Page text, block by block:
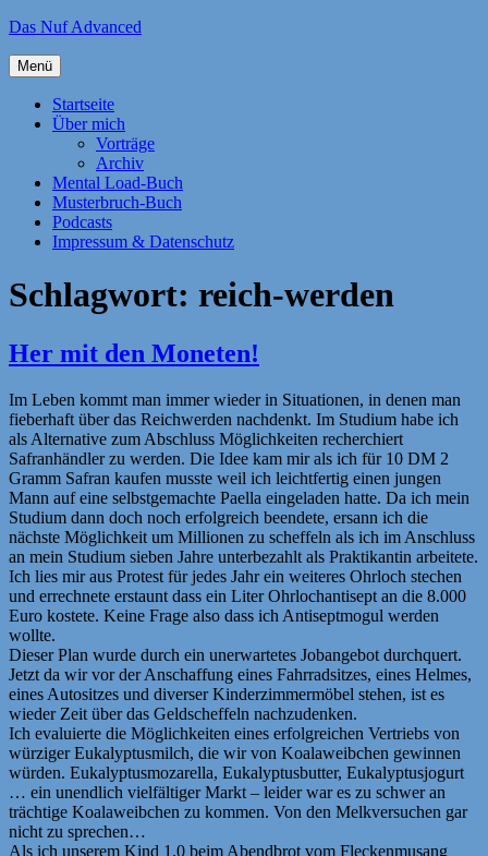
Zum
springen
Das Nuf Advanced
Menü
Startseite
Über mich
Vorträge
Archiv
Mental Load-Buch
Musterbruch-Buch
Podcasts
Impressum & Datenschutz
Schlagwort: reich-werden
Her mit den Moneten!
Im Leben kommt man immer wieder in Situationen, in denen man
fieberhaft über das Reichwerden nachdenkt. Im Studium habe ich
als Alternative zum Abschluss Möglichkeiten recherchiert
Safranhändler zu werden. Die Idee kam mir als ich für 10 DM 2
Gramm Safran kaufen musste weil ich leichtfertig einen jungen
Mann auf eine selbstgemachte Paella eingeladen hatte. Da ich mein
Studium dann doch noch erfolgreich beendete, ersann ich die
nächste Möglichkeit um Millionen zu scheffeln als ich im Anschluss
an mein Studium sieben Jahre unterbezahlt als Praktikantin arbeitete.
Ich lies mir aus Protest für jedes Jahr ein weiteres Ohrloch stechen
und errechnete erstaunt dass ein Liter Ohrlochantisept an die 8.000
Euro kostete. Keine Frage also dass ich Antiseptmogul werden
wollte.
Dieser Plan wurde durch ein unerwartetes Jobangebot durchquert.
Jetzt da wir vor der Anschaffung eines Fahrradsitzes, eines Helmes,
eines Autositzes und diverser Kinderzimmermöbel stehen, ist es
wieder Zeit über das Geldscheffeln nachzudenken.
Ich evaluierte die Möglichkeiten eines erfolgreichen Vertriebs von
würziger Eukalyptusmilch, die wir von Koalaweibchen gewinnen
würden. Eukalyptusmozarella, Eukalyptusbutter, Eukalyptusjogurt
… ein unendlich vielfältiger Markt – leider war es zu schwer an
trächtige Koalaweibchen zu kommen. Von den Melkversuchen gar
nicht zu sprechen…
Als ich unserem Kind 1.0 beim Abendbrot vom Fleckenmusang